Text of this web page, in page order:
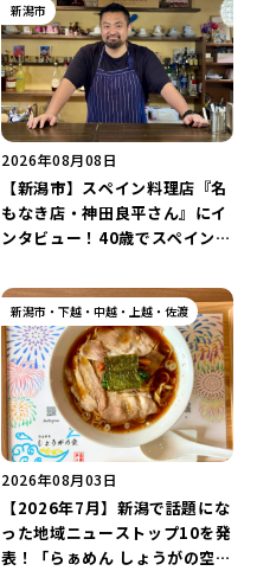
新潟市
2026年08月08日
【新潟市】スペイン料理店『名
もなき店・神田良平さん』にイ
ンタビュー！40歳でスペインへ
で届ける♪
新潟市・下越・中越・上越・佐渡
2026年08月03日
【2026年7月】新潟で話題にな
った地域ニューストップ10を発
表！「らぁめん しょうがの空」